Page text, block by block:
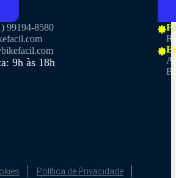
99194-8580
9h às 18h
Política de Privacidade